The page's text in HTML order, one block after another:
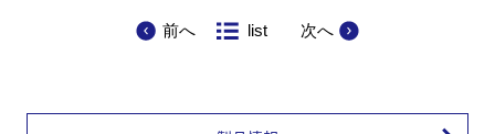
前へ list 次へ